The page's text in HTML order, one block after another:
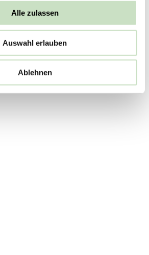
Alle zulassen
Auswahl erlauben
Ablehnen